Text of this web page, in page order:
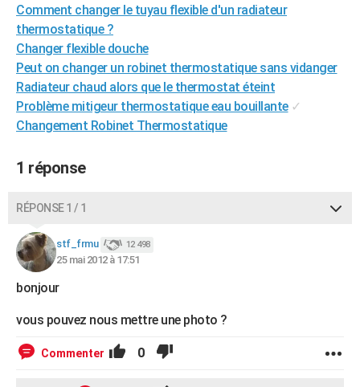
Alimentation
Guide de la santé
Maladies
Médicaments
Sommeil
VOYAGE
Destinations
City break
Voyage nature
Voyage de noces
Forum
Climat
+PHOTO
GUIDES D'ACHAT
BONS PLANS
Carte de Noël
Carte Bonne année
Carte Saint-Valentin
Carte Pâques
Carte d'anniversaire
DICTIONNAIRE
Dictionnaire
Biographies
Citations
Expressions
Proverbes
PROGRAMME TV
COPAINS D'AVANT
S'inscrire
Se connecter
Lycées
Collèges
Primaires
Universités
Entreprises
Service militaire
Avis de recherche
AVIS DE DÉCÈS
Bricolage
Culture
Television
Voyage
Comment changer le tuyau flexible d'un radiateur
thermostatique ?
Changer flexible douche
Peut on changer un robinet thermostatique sans vidanger
Radiateur chaud alors que le thermostat éteint
Problème mitigeur thermostatique eau bouillante ✓
Changement Robinet Thermostatique
1 réponse
RÉPONSE 1 / 1
stf_frmu 12 498
25 mai 2012 à 17:51
bonjour
vous pouvez nous mettre une photo ?
Commenter 0